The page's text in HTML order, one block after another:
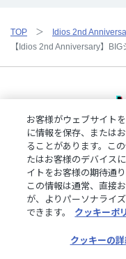
TOP
Idios 2nd
【Idios 2nd Anniversary】
ご利用規約プライバシー
ご利用ガイドよくある質
お客様がウェブサイト
に情報を保存、または
ることがあります。こ
たはお客様のデバイス
イトをお客様の期待通
この情報は通常、直接
が、よりパーソナライ
できます。
クッキーポ
クッキーの詳